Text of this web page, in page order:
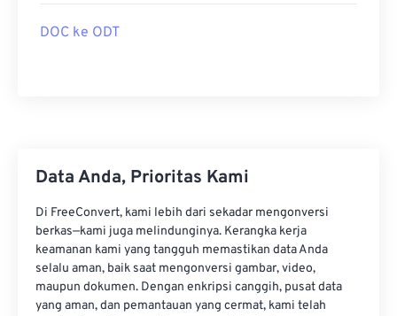
DOC ke ODT
Data Anda, Prioritas Kami
Di FreeConvert, kami lebih dari sekadar mengonversi
berkas—kami juga melindunginya. Kerangka kerja
keamanan kami yang tangguh memastikan data Anda
selalu aman, baik saat mengonversi gambar, video,
maupun dokumen. Dengan enkripsi canggih, pusat data
yang aman, dan pemantauan yang cermat, kami telah